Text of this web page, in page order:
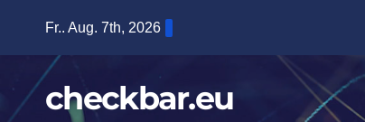
springen
Fr.. Aug. 7th, 2026
checkbar.eu